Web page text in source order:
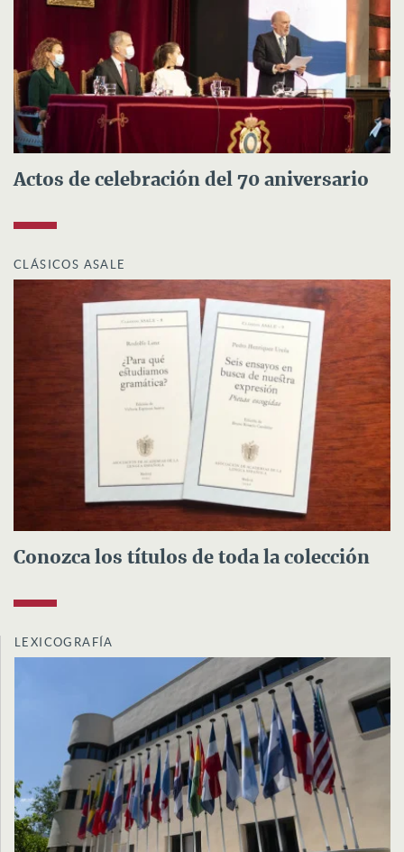
Actos de celebración del 70 aniversario
CLÁSICOS ASALE
Conozca los títulos de toda la colección
LEXICOGRAFÍA